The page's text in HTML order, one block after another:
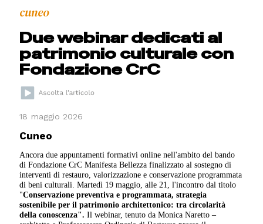
cuneo
Due webinar dedicati al
patrimonio culturale con
Fondazione CrC
18 maggio 2026
Cuneo
Ancora due appuntamenti formativi online nell'ambito del bando
di Fondazione CrC Manifesta Bellezza finalizzato al sostegno di
interventi di restauro, valorizzazione e conservazione programmata
di beni culturali. Martedì 19 maggio, alle 21, l'incontro dal titolo
"Conservazione preventiva e programmata, strategia
sostenibile per il patrimonio architettonico: tra circolarità
della conoscenza".Il webinar, tenuto da Monica Naretto –